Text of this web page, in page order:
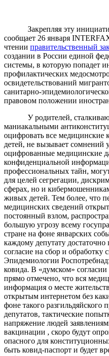
Закрепляя эту
сообщает 26 января
чтении правительственный
создании в России единой
системы, в которую попадет
профилактических
освидетельствований
санитарно-
правовом положении
У родителей,
маниакальными
оцифровать все медицинские
детей, не вызывает сомнений
оцифрованные медицинские
конфиденциальной
профессиональных тайн,
для целей сегрегации,
сферах, но и
живых детей. Тем более, что
медицинских сведений
постоянный взлом,
большую угрозу всему
стране на фоне январских
каждому депутату достаточно
согласие на сбор и
Эпидемиологии
ковида. В «думском»
прямо отмечено, что вся
информация о месте
открытым интернетом без
фоне такого
депутатов, тактические
напряжение людей
вакцинации , скоро будут
опасного для
быть ковид-паспорт и будет